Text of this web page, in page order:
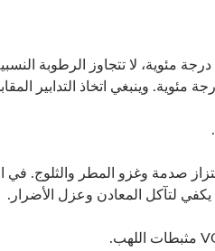
صدمة وغزو المطر والثلوج.
يكفي لتآكل المعادن وعزل الأضرار.